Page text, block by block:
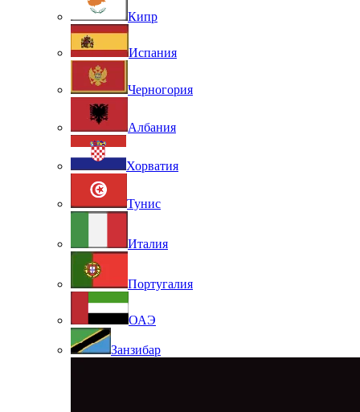
Кипр
Испания
Черногория
Албания
Хорватия
Тунис
Италия
Португалия
ОАЭ
Занзибар